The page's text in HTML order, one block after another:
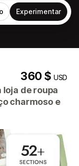
Experimentar
360 $USD
de roupa
charmoso e